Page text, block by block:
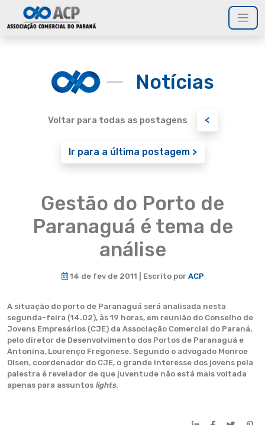
Notícias
Voltar para todas as postagens <
Ir para a última postagem >
Gestão do Porto de
Paranaguá é tema de
análise
14 de fev de 2011 | Escrito por ACP
A situação do porto de Paranaguá será analisada nesta
segunda-feira (14.02), às 19 horas, em reunião do Conselho de
Jovens Empresários (CJE) da Associação Comercial do Paraná,
pelo diretor de Desenvolvimento dos Portos de Paranaguá e
Antonina, Lourenço Fregonese. Segundo o advogado Monroe
Olsen, coordenador do CJE, o grande interesse dos jovens pela
palestra é revelador de que juventude não está mais voltada
apenas para assuntos lights.